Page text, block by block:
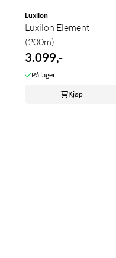
Luxilon
Luxilon Element
(200m)
3.099,-
På lager
Kjøp